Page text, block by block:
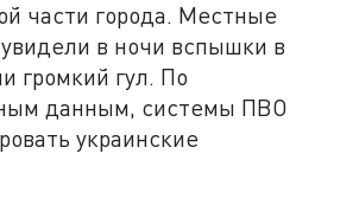
части города. Местные
в ночи вспышки в
громкий гул. По
данным, системы ПВО
украинские